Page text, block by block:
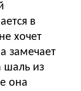
в
хочет
замечает
шаль из
она